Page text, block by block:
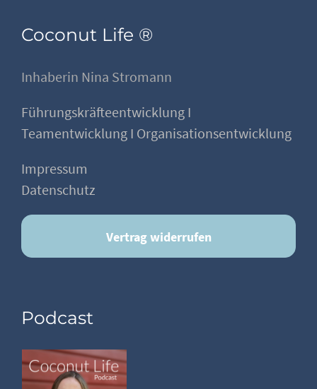
Coconut Life ®
Inhaberin Nina Stromann
Führungskräfteentwicklung I
Teamentwicklung I Organisationsentwicklung
Impressum
Datenschutz
Vertrag widerrufen
Podcast